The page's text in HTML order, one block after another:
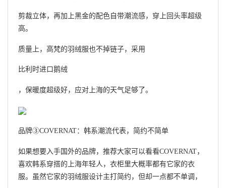
剪裁立体，再加上黑金的配色自带潮流感，穿上回头率超级
高。
质量上，高梵的羽绒服也不掉链子，采用
比利时进口鹅绒
，保暖度超级好，应对上海的天气足够了。
品牌③COVERNAT：韩系潮流代表，简约不简单
如果想要入手国外的品牌，推荐大家可以看看COVERNAT，
喜欢韩系穿搭的上海年轻人，衣柜里大概率都有它家的衣
服。虽然它家的羽绒服设计主打简约，但却一点都不单调，